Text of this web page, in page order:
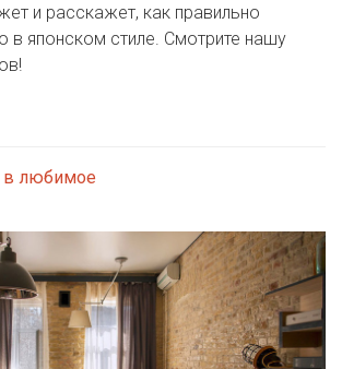
и расскажет, как правильно
в японском стиле. Смотрите нашу
в любимое